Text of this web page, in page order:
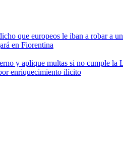
que europeos le iban a robar a
en Fiorentina
y aplique multas si no cumple la
enriquecimiento ilícito